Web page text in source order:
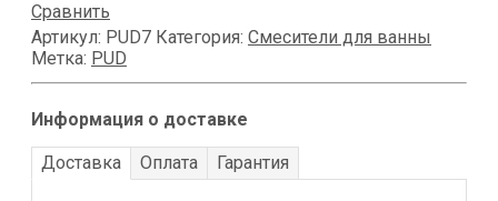
Сравнить
Артикул: PUD7 Категория: Смесители для ванны
Метка: PUD
Информация о доставке
Доставка Оплата Гарантия